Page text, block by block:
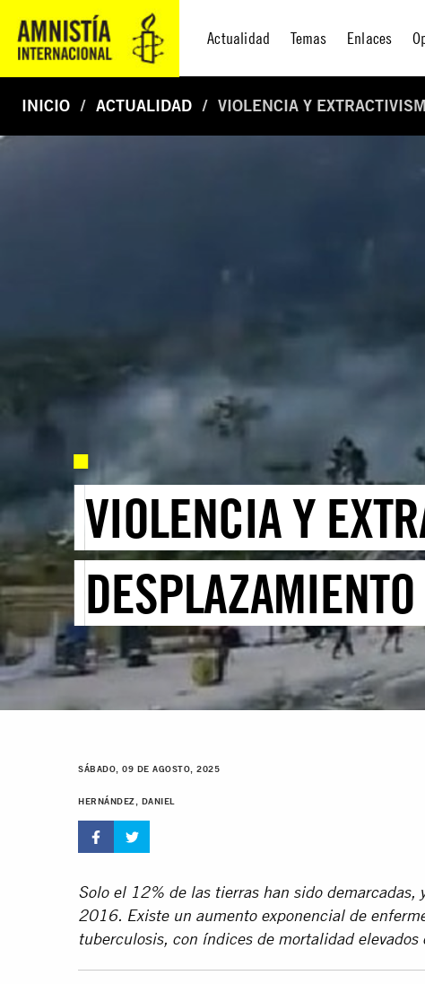
Actualidad Temas Enlaces
INICIO ACTUALIDAD VIOLENCIA Y
VIOLENCIA Y
SÁBADO, 09 DE AGOSTO, 2025
HERNÁNDEZ, DANIEL
Solo el 12% de las tierras han sido demarcadas,
2016. Existe un aumento exponencial de
tuberculosis, con índices de mortalidad elevados